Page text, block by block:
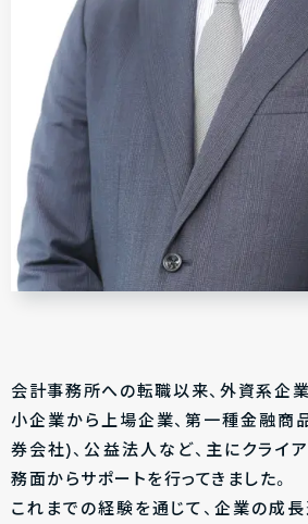
会計事務所への転職以来、外資系企
小企業から上場企業、第一種金融商
券会社)、公益法人など、主にクライ
務面からサポートを行ってきました。
これまでの経験を通じて、企業の成